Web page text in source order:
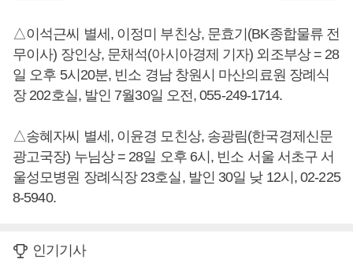
△이석근씨 별세, 이정미 부친상, 문효기(BK종합물류 전
무이사) 장인상, 문채석(아시아경제 기자) 외조부상 = 28
일 오후 5시20분, 빈소 경남 창원시 마산의료원 장례식
장 202호실, 발인 7월30일 오전, 055-249-1714.
△송혜자씨 별세, 이윤경 모친상, 송광림(한국경제신문
광고국장) 누님상 = 28일 오후 6시, 빈소 서울 서초구 서
울성모병원 장례식장 23호실, 발인 30일 낮 12시, 02-225
8-5940.
인기기사